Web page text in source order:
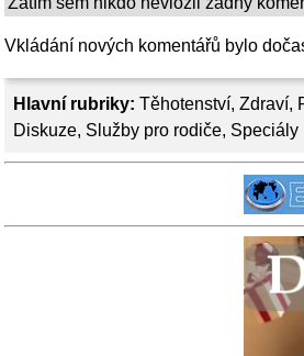
Hlavní rubriky: Těhotenství, Zdraví,
Diskuze, Služby pro rodiče, Speciály
Vkládání nových komentářů bylo